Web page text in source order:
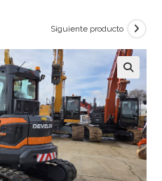
Siguiente producto